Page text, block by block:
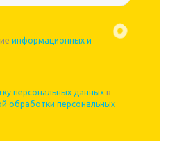
информационных и
персональных данных в
обработки персональных